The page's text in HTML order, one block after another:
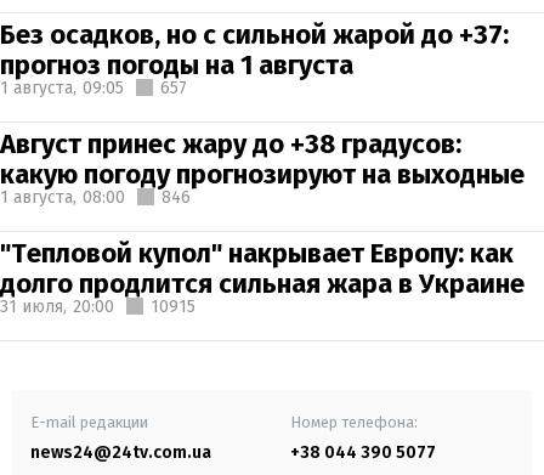
Без осадков, но с сильной жарой до +37:
прогноз погоды на 1 августа
1 августа, 09:05 657
Август принес жару до +38 градусов:
какую погоду прогнозируют на выходные
1 августа, 08:00 846
"Тепловой купол" накрывает Европу: как
долго продлится сильная жара в Украине
31 июля, 20:00 10915
E-mail редакции
news24@24tv.com.ua
Номер телефона:
+38 044 390 5077